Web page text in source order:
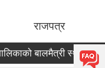
राजपत्र
बालमैत्री स्थानीय